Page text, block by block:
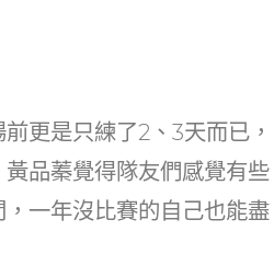
更是只練了2、3天而已，
黃品蓁覺得隊友們感覺有些
一年沒比賽的自己也能盡